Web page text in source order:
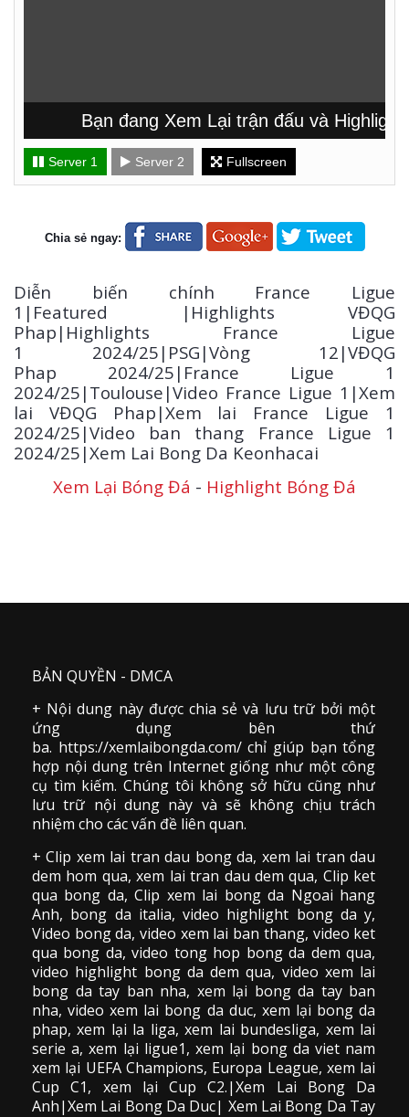
Bạn đang Xem Lại trận đấu và
Server 1 Server 2 Fullscreen
Chia sẻ ngay:
Diễn biến chính France Ligue
1|Featured |Highlights VĐQG
Phap|Highlights France Ligue
1
2024/25 |PSG|Vòng 12|VĐQG
Phap 2024/25|France Ligue 1
2024/25|Toulouse|Video France Ligue 1|Xem
lai VĐQG Phap|Xem lai France Ligue 1
2024/25|Video ban thang France Ligue 1
2024/25|Xem Lai Bong Da Keonhacai
Xem Lại Bóng Đá - Highlight Bóng Đá
BẢN QUYỀN - DMCA
+ Nội dung này được chia sẻ và lưu trữ bởi một
ứng dụng bên thứ
ba. https://xemlaibongda.com/ chỉ giúp bạn tổng
hợp nội dung trên Internet giống như một công
cụ tìm kiếm. Chúng tôi không sở hữu cũng như
lưu trữ nội dung này và sẽ không chịu trách
nhiệm cho các vấn đề liên quan.
+ Clip xem lai tran dau bong da, xem lai tran dau
dem hom qua, xem lai tran dau dem qua, Clip ket
qua bong da, Clip xem lai bong da Ngoai hang
Anh, bong da italia, video highlight bong da y,
Video bong da,video xem lai ban thang, video ket
qua bong da, video tong hop bong da dem qua,
video highlight bong da dem qua, video xem lai
bong da tay ban nha, xem lại bong da tay ban
nha,video xem lai bong da duc, xem lại bong da
phap, xem lại la liga, xem lai bundesliga, xem lai
serie a, xem lại ligue1, xem lại bong da viet nam
xem lại UEFA Champions, Europa League, xem lai
Cup C1, xem lại Cup C2.|Xem Lai Bong Da
Anh|Xem Lai Bong Da Duc| Xem Lai Bong Da Tay